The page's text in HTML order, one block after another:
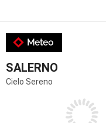
Meteo
SALERNO
Cielo Sereno